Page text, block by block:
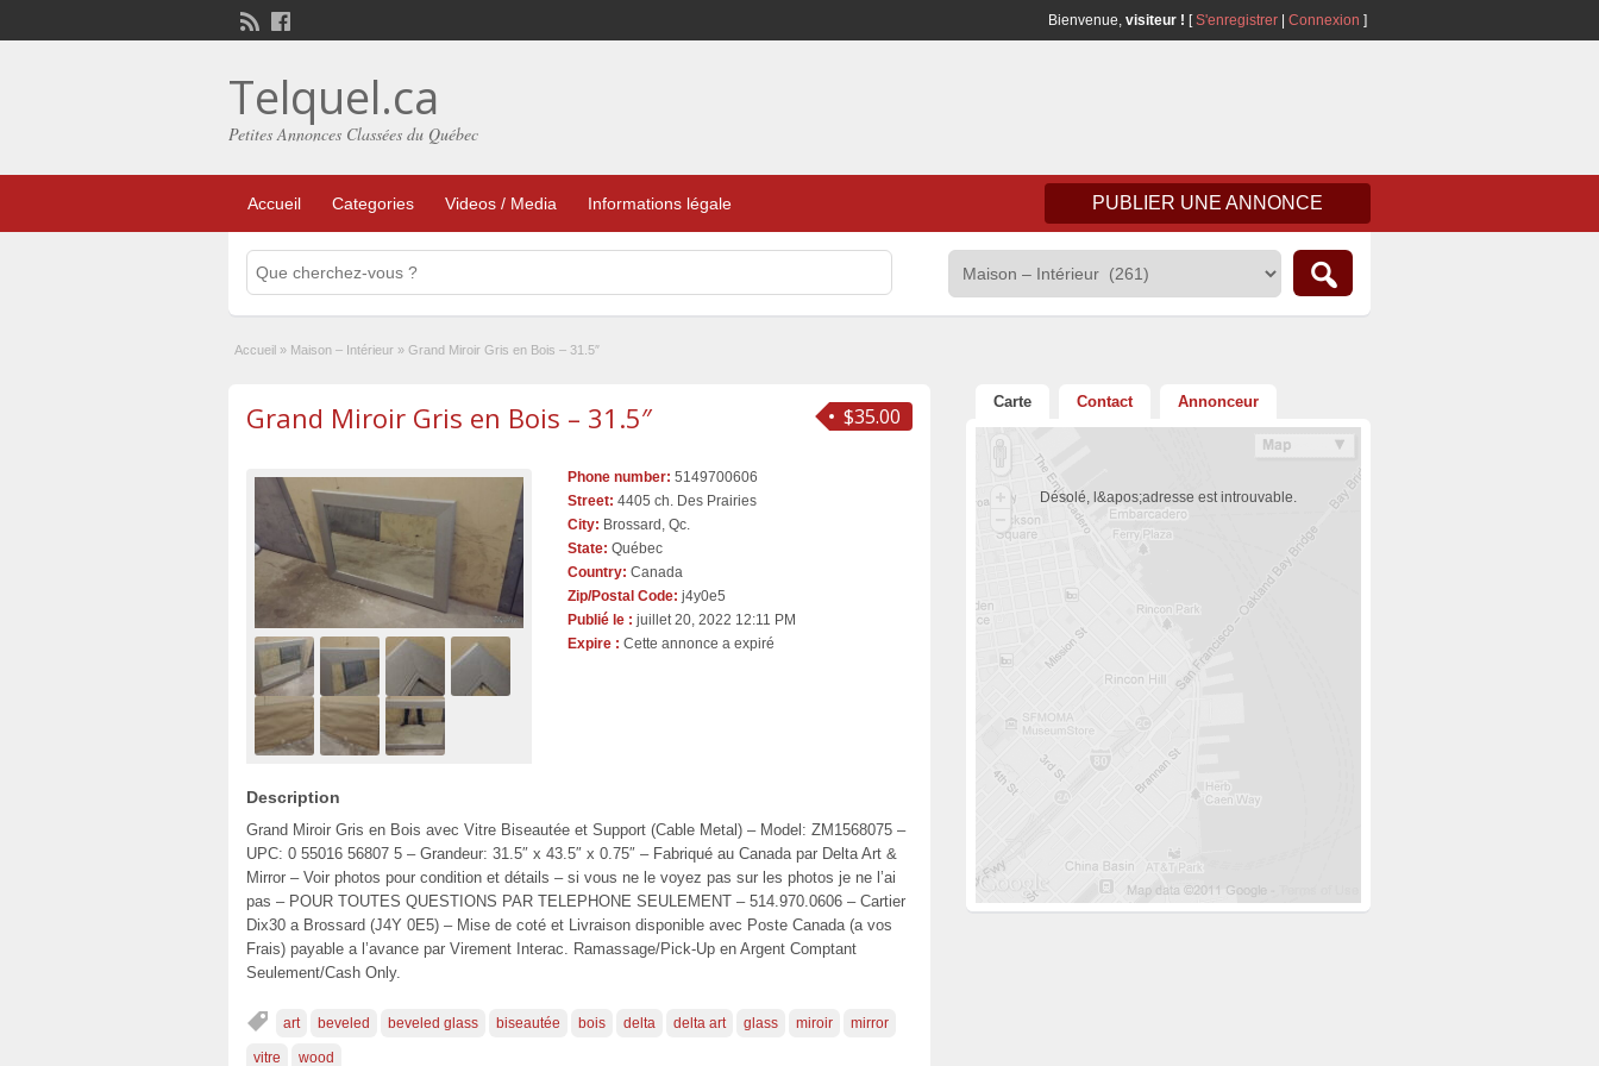
Bienvenue, visiteur ! [S'enregistrer Connexion ]
Telquel.ca
Petites Annonces Classées du Québec
Accueil Categories Videos / Media Informations légale PUBLIER UNE ANNONCE
Accueil » Maison – Intérieur » Grand Miroir Gris en Bois – 31.5″
$35.00
Grand Miroir Gris en Bois – 31.5″
Phone number: 5149700606
Street: 4405 ch. Des Prairies
City: Brossard, Qc.
State: Québec
Country: Canada
Zip/Postal Code: j4y0e5
Publié le : juillet 20, 2022 12:11 PM
Expire : Cette annonce a expiré
Description
Grand Miroir Gris en Bois avec Vitre Biseautée et Support (Cable Metal) – Model: ZM1568075 –
UPC: 0 55016 56807 5 – Grandeur: 31.5″ x 43.5″ x 0.75″ – Fabriqué au Canada par Delta Art &
Mirror – Voir photos pour condition et détails – si vous ne le voyez pas sur les photos je ne l’ai
pas – POUR TOUTES QUESTIONS PAR TELEPHONE SEULEMENT – 514.970.0606 – Cartier
Dix30 a Brossard (J4Y 0E5) – Mise de coté et Livraison disponible avec Poste Canada (a vos
Frais) payable a l’avance par Virement Interac. Ramassage/Pick-Up en Argent Comptant
Seulement/Cash Only.
art beveled beveled glass biseautée bois delta delta art glass miroir mirror
vitre wood
Carte Contact Annonceur
Désolé, l&apos;adresse est introuvable.